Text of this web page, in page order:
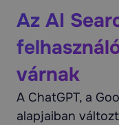
Az AI
várnak
A ChatGPT, a
alapjaiban